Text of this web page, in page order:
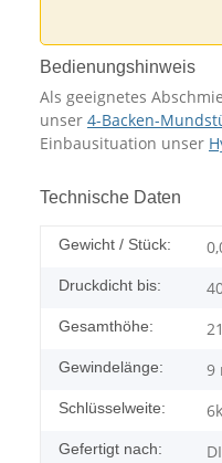
Bedienungshinweis
Als geeignetes
unser 4-Backen-
Einbausituation unser
Technische Daten
Gewicht / Stück:
Druckdicht bis:
Gesamthöhe:
Gewindelänge: 9
Schlüsselweite:
Gefertigt nach: